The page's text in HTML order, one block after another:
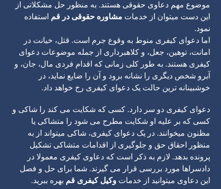
موضوع مهم دعاوی حقوقی هستند. به منظور حل مشکلاتی از
این دست میتوان از خدمات مشاوره حقوقی در قم استفاده
نمود.
اما دعوای کیفری منوط به وقوع جرم است. قتل، خیانت در
امانت، توهین، جعل، و کلاهبرداری از جمله موضوعات دعوای
کیفری هستند. به طور کلی زمانی که اقدام فردی مال، جان، و
آبرو شخص دیگری را نشانه برود و آن را ضایع نماید، در
خوشبینانه ترین حالت یک دعوای کیفری رخ خواهد داد.
دعوای کیفری دو سر دارد. کسی که شکایت می کند را شاکی و
کسی که بر علیه او شکایت مطرح می شود را متشاکی یا
مظنون میخوانند. در یک دعوای کیفری، شاکی میتواند از به
منظور احقاق حق و جلوگیری از اقدامات متشاکی تشکیل
پرونده بدهد. لازم به ذکر است که دعاوی کیفری معمولا در
دادسراها مورد بررسی قرار می گیرند. شما برای حل و فصل
این دعاوی میتوانید از خدماتوکیل کیفری قم بهره ببرید.